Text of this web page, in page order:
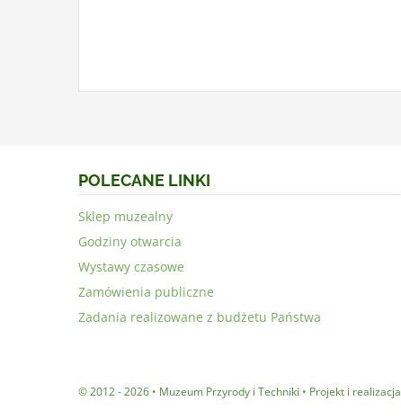
POLECANE LINKI
Sklep muzealny
Godziny otwarcia
Wystawy czasowe
Zamówienia publiczne
Zadania realizowane z budżetu Państwa
© 2012 - 2026 • Muzeum Przyrody i Techniki • Projekt i realizacja